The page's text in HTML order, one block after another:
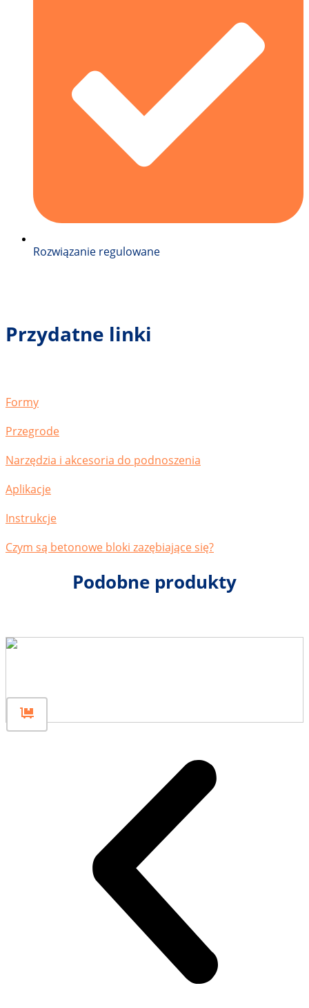
Rozwiązanie regulowane
Przydatne linki
Formy
Przegrode
Narzędzia i akcesoria do podnoszenia
Aplikacje
Instrukcje
Czym są betonowe bloki zazębiające się?
Podobne produkty